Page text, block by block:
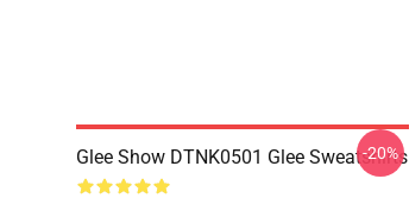
Glee Show DTNK0501 Glee Sweatshirts
-20%